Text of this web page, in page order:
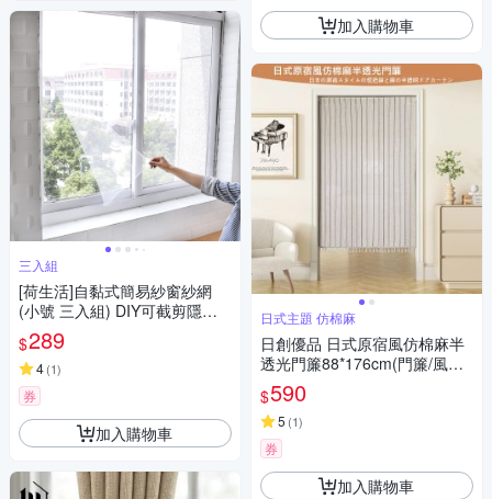
三入組
[荷生活]自黏式簡易紗窗紗網
(小號 三入組) DIY可截剪隱形
紗窗 附魔術貼
$289
4(1)
券
加入購物車
加入購物車
日式主題 仿棉麻
日創優品 日式原宿風仿棉麻半
透光門簾88*176cm(門簾/風水
簾/窗簾/窗紗/長門簾/隔簾)
$590
5 (1)
券
加入購物車